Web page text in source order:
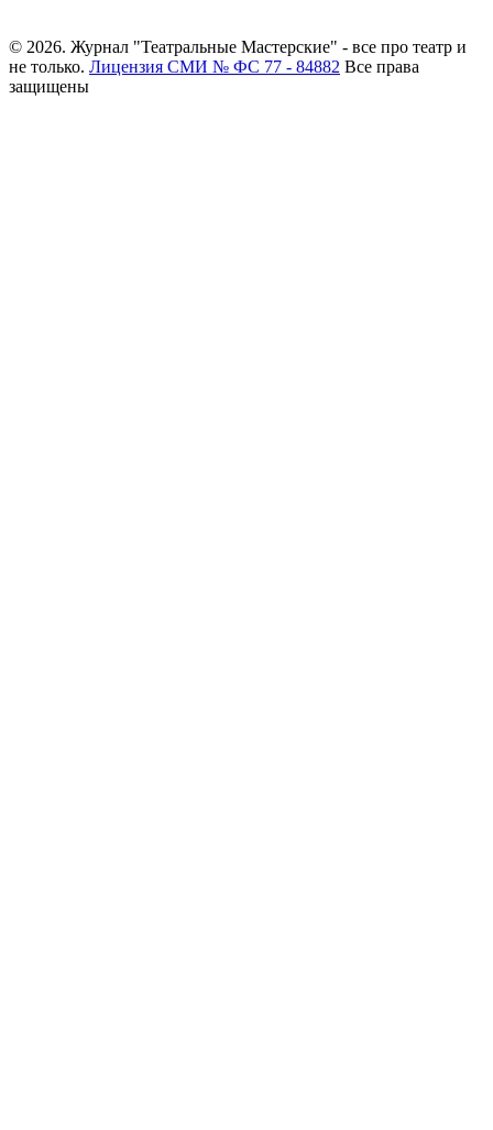
© 2026. Журнал "Театральные Мастерские" - все про театр и
не только. Лицензия СМИ № ФС 77 - 84882 Все права
защищены